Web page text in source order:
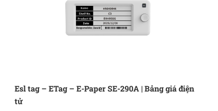
Esl tag – ETag – E-Paper SE-290A | Bảng giá điện
tử